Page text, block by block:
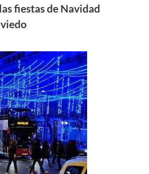
fiestas de Navidad